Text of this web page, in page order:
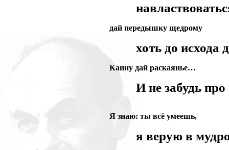
дай передышку щедрому
хоть до исхода
Каину дай раскаянье…
И не забудь
Я знаю: ты всё умеешь,
я верую в